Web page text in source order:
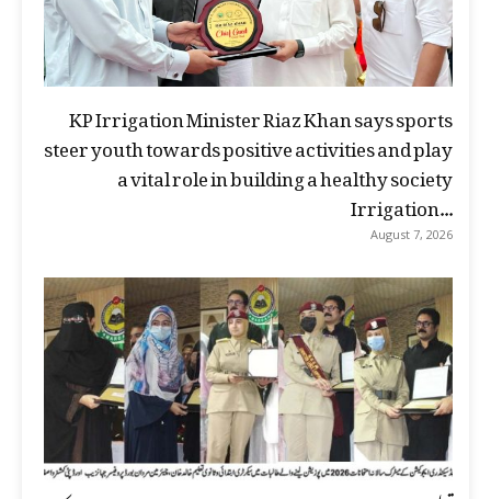
KP Irrigation Minister Riaz Khan says sports
steer youth towards positive activities and play
a vital role in building a healthy society
Irrigation...
August 7, 2026